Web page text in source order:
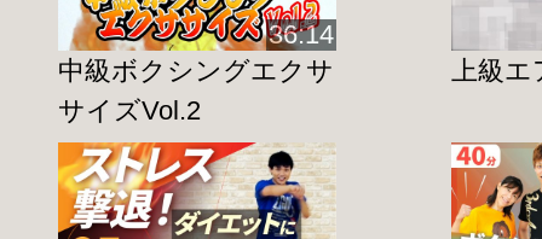
36:14
中級ボクシングエクサ
サイズVol.2
上級エ